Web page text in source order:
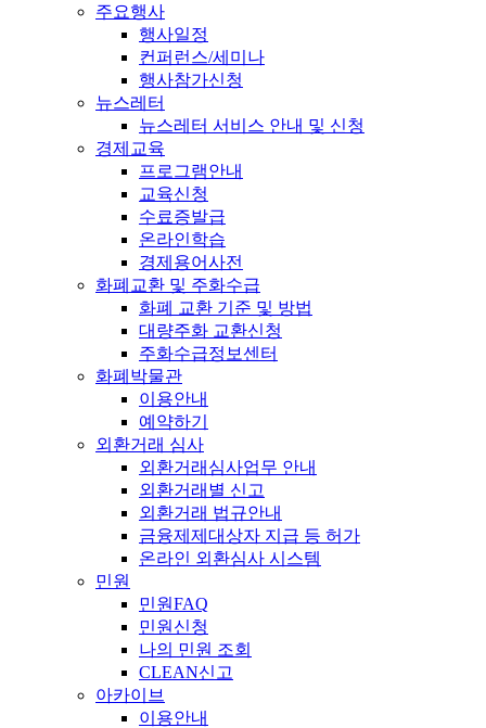
주요행사
행사일정
컨퍼런스/세미나
행사참가신청
뉴스레터
뉴스레터 서비스 안내 및 신청
경제교육
프로그램안내
교육신청
수료증발급
온라인학습
경제용어사전
화폐교환 및 주화수급
화폐 교환 기준 및 방법
대량주화 교환신청
주화수급정보센터
화폐박물관
이용안내
예약하기
외환거래 심사
외환거래심사업무 안내
외환거래별 신고
외환거래 법규안내
금융제제대상자 지급 등 허가
온라인 외환심사 시스템
민원
민원FAQ
민원신청
나의 민원 조회
CLEAN신고
아카이브
이용안내